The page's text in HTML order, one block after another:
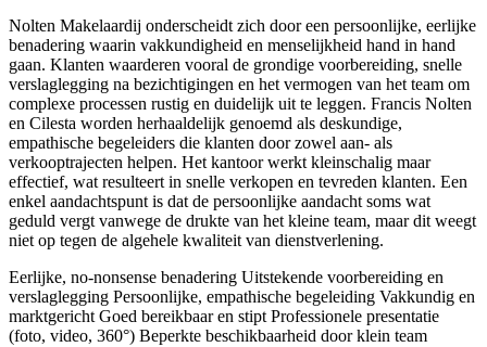
Nolten Makelaardij onderscheidt zich door een persoonlijke, eerlijke
benadering waarin vakkundigheid en menselijkheid hand in hand
gaan. Klanten waarderen vooral de grondige voorbereiding, snelle
verslaglegging na bezichtigingen en het vermogen van het team om
complexe processen rustig en duidelijk uit te leggen. Francis Nolten
en Cilesta worden herhaaldelijk genoemd als deskundige,
empathische begeleiders die klanten door zowel aan- als
verkooptrajecten helpen. Het kantoor werkt kleinschalig maar
effectief, wat resulteert in snelle verkopen en tevreden klanten. Een
enkel aandachtspunt is dat de persoonlijke aandacht soms wat
geduld vergt vanwege de drukte van het kleine team, maar dit weegt
niet op tegen de algehele kwaliteit van dienstverlening.
Eerlijke, no-nonsense benadering Uitstekende voorbereiding en
verslaglegging Persoonlijke, empathische begeleiding Vakkundig en
marktgerichtGoed bereikbaar en stiptProfessionele presentatie
(foto, video, 360°) Beperkte beschikbaarheid door klein team